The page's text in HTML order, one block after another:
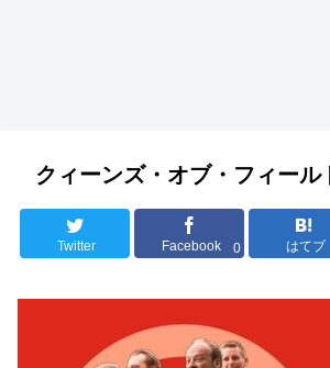
クィーンズ・オブ・フィール
Twitter Facebook 0 はてブ